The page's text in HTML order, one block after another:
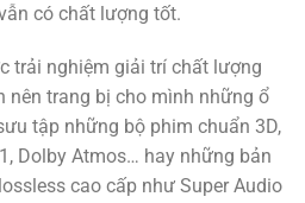
có chất lượng tốt.
trải nghiệm giải trí chất lượng
nên trang bị cho mình những ổ
tập những bộ phim chuẩn 3D,
Dolby Atmos… hay những bản
cao cấp như Super Audio